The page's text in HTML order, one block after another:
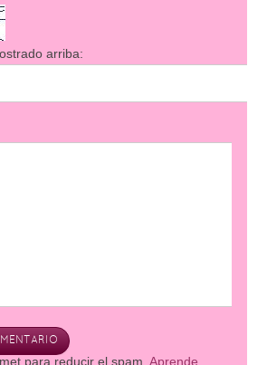
arriba:
para reducir el spam. Aprende